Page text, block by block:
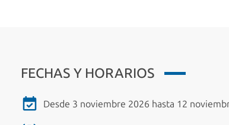
FECHAS Y HORARIOS
Desde 3 noviembre 2026 hasta 12